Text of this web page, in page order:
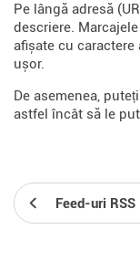
Pe lângă adresă
descriere.
afișate cu
ușor.
De asemenea,
astfel încât să le
Feed-uri RSS